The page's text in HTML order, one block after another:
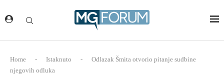
Home - Istaknuto -
Odlazak Šmita otvorio pitanje sudbine
njegovih odluka